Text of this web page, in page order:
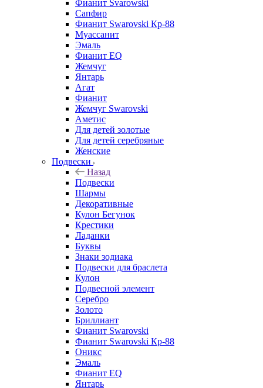
Фианит Svarowski
Сапфир
Фианит Swarovski Кр-88
Муассанит
Эмаль
Фианит EQ
Жемчуг
Янтарь
Агат
Фианит
Жемчуг Swarovski
Аметис
Для детей золотые
Для детей серебряные
Женские
Подвески
Назад
Подвески
Шармы
Декоративные
Кулон Бегунок
Крестики
Ладанки
Буквы
Знаки зодиака
Подвески для браслета
Кулон
Подвесной элемент
Серебро
Золото
Бриллиант
Фианит Swarovski
Фианит Swarovski Кр-88
Оникс
Эмаль
Фианит EQ
Янтарь